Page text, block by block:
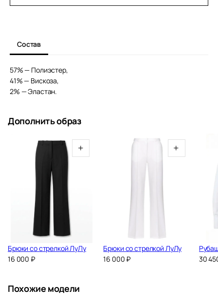
ПРИТАЛЕННЫЙ
Состав
57% — Полиэстер,
41% — Вискоза,
2% — Эластан.
Дополнить образ
+
Брюки со стрелкой ЛуЛу
16 000 ₽
+
Брюки со стрелкой ЛуЛу
16 000 ₽
30
Похожие модели